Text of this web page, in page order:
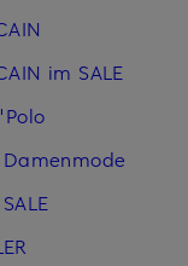
im SALE